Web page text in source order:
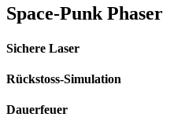
Space-Punk Phaser
Sichere Laser
Rückstoss-Simulation
Dauerfeuer